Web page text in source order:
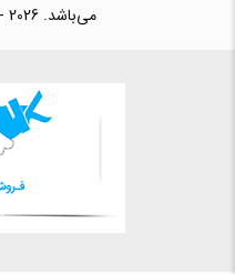
می‌باشد. Copyright © 2016 - 2026